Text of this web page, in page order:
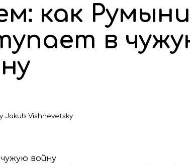
как
в
Jakub Vishnevetsky
войну